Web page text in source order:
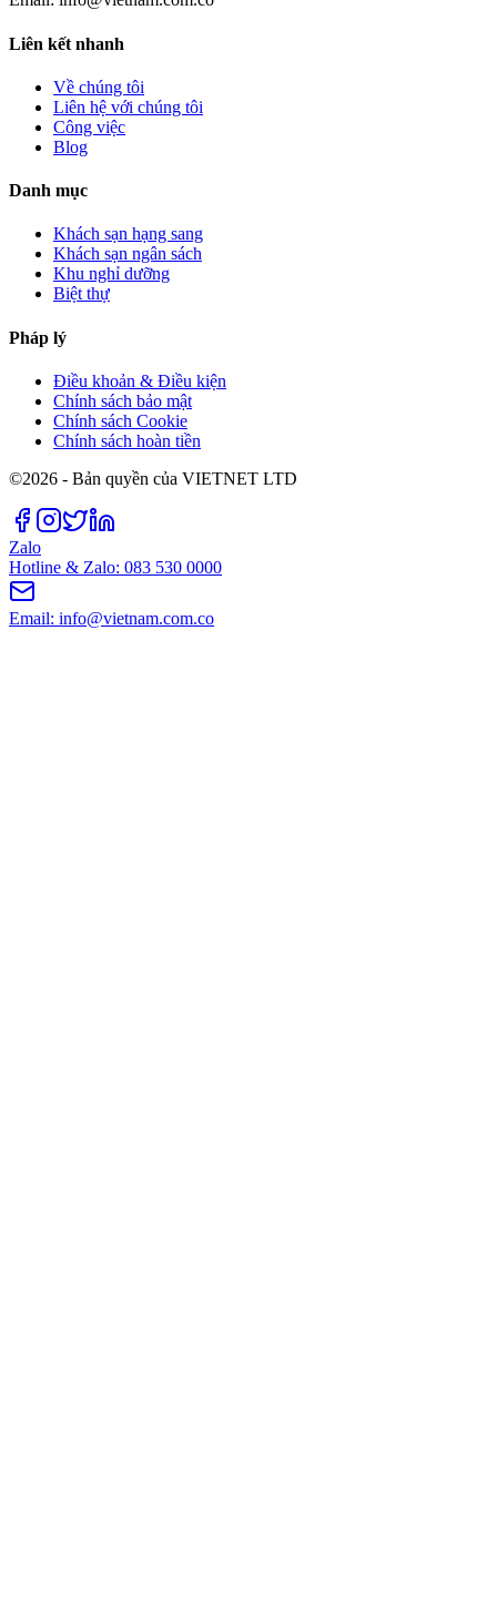
Liên kết nhanh
Về chúng tôi
Liên hệ với chúng tôi
Công việc
Blog
Danh mục
Khách sạn hạng sang
Khách sạn ngân sách
Khu nghỉ dưỡng
Biệt thự
Pháp lý
Điều khoản & Điều kiện
Chính sách bảo mật
Chính sách Cookie
Chính sách hoàn tiền
©2026 - Bản quyền của VIETNET LTD
Zalo
Hotline & Zalo: 083 530 0000
Email: info@vietnam.com.co